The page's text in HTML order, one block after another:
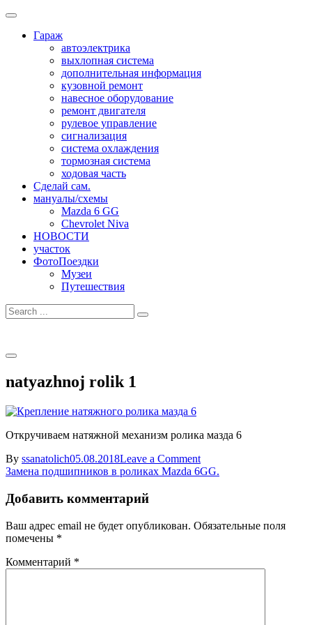
Skip
contentГараж
автоэлектрика
выхлопная система
дополнительная информация
кузовной ремонт
навесное оборудование
ремонт двигателя
рулевое управление
сигнализация
система охлаждения
тормозная система
ходовая часть
Сделай сам.
мануалы/схемы
Mazda 6 GG
Chevrolet Niva
НОВОСТИ
участок
ФотоПоездки
Музеи
Путешествия
Search
for:
natyazhnoj rolik 1
Откручиваем натяжной механизм ролика мазда 6
By ssanatolich05.08.2018Leave a Commenton
natyazhnoj
Навигация
по
записям
Замена подшипников в роликах Mazda 6GG.
Добавить комментарий
Ваш адрес email не будет опубликован. Обязательные поля
помечены *
Комментарий *